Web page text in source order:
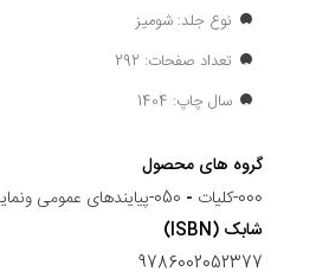
نوع جلد: شومیز
تعداد صفحات: 292
سال چاپ: 1404
گروه های محصول
000-کلیات
- 050-پیایندهای عمومی ونمایه های آن
شابک (ISBN)
9786002052377